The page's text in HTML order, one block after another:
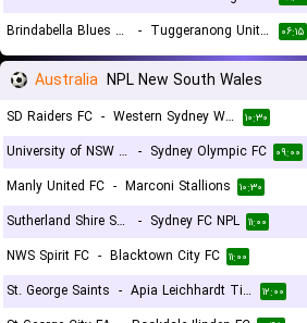
Brindabella Blues U23
- Tuggeranong United U23 ۰۶:۱۵
Australia NPL New South Wales
SD Raiders FC - Western Sydney Wanderers NPL ۱۰:۳۰
University of NSW FC - Sydney Olympic FC ۰۹:۰۰
Manly United FC - Marconi Stallions ۱۰:۳۰
Sutherland Shire Sharks
- Sydney FC NPL ۱۱:۰۰
NWS Spirit FC - Blacktown City FC ۱۱:۰۰
St. George Saints - Apia Leichhardt Tigers ۱۲:۰۰